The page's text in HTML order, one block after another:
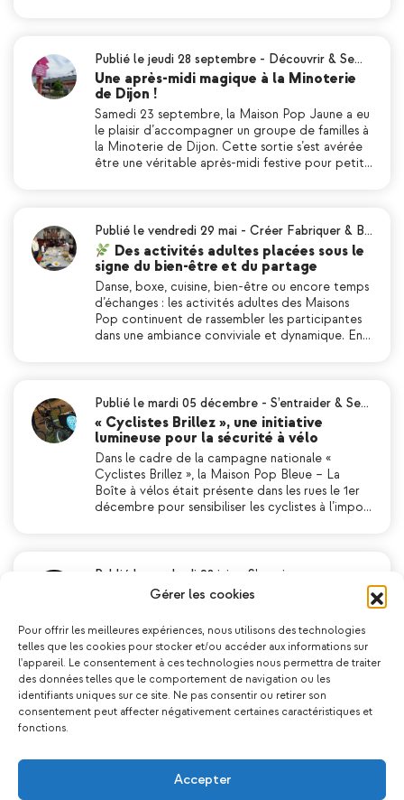
Gérer les cookies
Pour offrir les meilleures expériences, nous utilisons des technologies
telles que les cookies pour stocker et/ou accéder aux informations sur
l'appareil. Le consentement à ces technologies nous permettra de traiter
des données telles que le comportement de navigation ou les
identifiants uniques sur ce site. Ne pas consentir ou retirer son
consentement peut affecter négativement certaines caractéristiques et
fonctions.
Accepter
Publié le jeudi 28 septembre - Découvrir & Se…
Une après-midi magique à la Minoterie
de Dijon !
Samedi 23 septembre, la Maison Pop Jaune a eu
le plaisir d’accompagner un groupe de familles à
la Minoterie de Dijon. Cette sortie s’est avérée
être une véritable après-midi festive pour petit…
Publié le vendredi 29 mai - Créer Fabriquer & B…
Des activités adultes placées sous le
signe du bien-être et du partage
Danse, boxe, cuisine, bien-être ou encore temps
d’échanges : les activités adultes des Maisons
Pop continuent de rassembler les participantes
dans une ambiance conviviale et dynamique. En…
Publié le mardi 05 décembre - S’entraider & Se…
« Cyclistes Brillez », une initiative
lumineuse pour la sécurité à vélo
Dans le cadre de la campagne nationale «
Cyclistes Brillez », la Maison Pop Bleue – La
Boîte à vélos était présente dans les rues le 1er
décembre pour sensibiliser les cyclistes à l’impo…
Publié le vendredi 28 juin S’exprimer
Retour sur le spectacle des Improbables
théâtrale adultes s’est clôturée en beauté ce
mercredi 26 juin lors d’une représentation haute
en couleurs ! Sous la conduite experte d’Agnès…
Retour en images sur le « Tout Le Monde